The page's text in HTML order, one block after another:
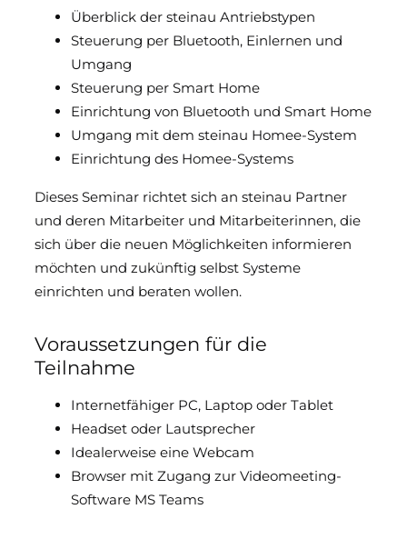
Überblick der steinau Antriebstypen
Steuerung per Bluetooth, Einlernen und
Umgang
Steuerung per Smart Home
Einrichtung von Bluetooth und Smart Home
Umgang mit dem steinau Homee-System
Einrichtung des Homee-Systems
Dieses Seminar richtet sich an steinau Partner
und deren Mitarbeiter und Mitarbeiterinnen, die
sich über die neuen Möglichkeiten informieren
möchten und zukünftig selbst Systeme
einrichten und beraten wollen.
Voraussetzungen für die
Teilnahme
Internetfähiger PC, Laptop oder Tablet
Headset oder Lautsprecher
Idealerweise eine Webcam
Browser mit Zugang zur Videomeeting-
Software MS Teams